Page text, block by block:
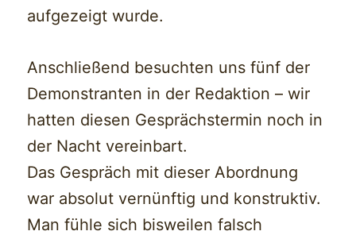
aufgezeigt wurde.
Anschließend besuchten uns fünf der
Demonstranten in der Redaktion – wir
hatten diesen Gesprächstermin noch in
der Nacht vereinbart.
Das Gespräch mit dieser Abordnung
war absolut vernünftig und konstruktiv.
Man fühle sich bisweilen falsch